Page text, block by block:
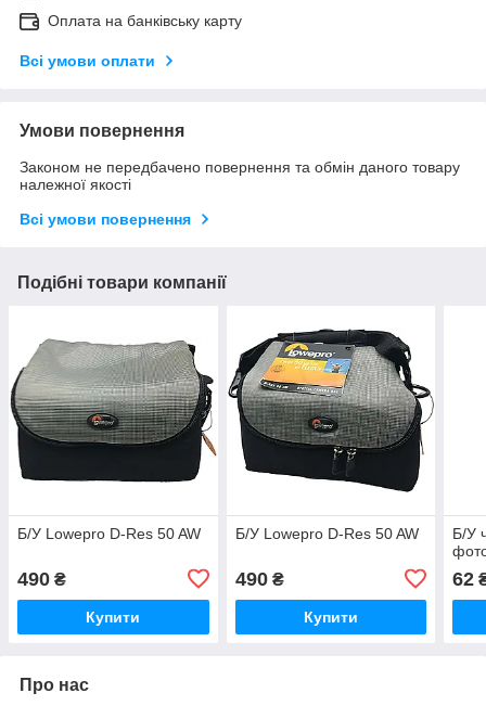
Оплата на банківську карту
Всі умови оплати
Умови повернення
Законом не передбачено повернення та обмін даного товару
належної якості
Всі умови повернення
Подібні товари компанії
Б/У Lowepro D-Res 50 AW
490 ₴
Купити
Б/У Lowepro D-Res 50 AW
490₴
Купити
Б/У
62
Про нас